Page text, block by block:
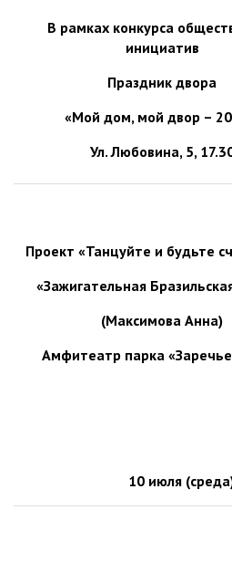
В рамках конкурса
инициатив
Праздник двора
«Мой дом, мой двор –
Ул. Любовина, 5,
Проект «Танцуйте и будьте
«Зажигательная
(Максимова Анна)
Амфитеатр парка
10 июля